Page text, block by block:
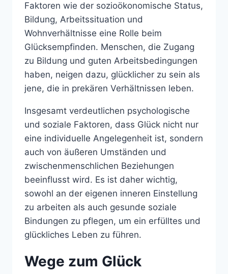
Faktoren wie der sozioökonomische Status,
Bildung, Arbeitssituation und
Wohnverhältnisse eine Rolle beim
Glücksempfinden. Menschen, die Zugang
zu Bildung und guten Arbeitsbedingungen
haben, neigen dazu, glücklicher zu sein als
jene, die in prekären Verhältnissen leben.
Insgesamt verdeutlichen psychologische
und soziale Faktoren, dass Glück nicht nur
eine individuelle Angelegenheit ist, sondern
auch von äußeren Umständen und
zwischenmenschlichen Beziehungen
beeinflusst wird. Es ist daher wichtig,
sowohl an der eigenen inneren Einstellung
zu arbeiten als auch gesunde soziale
Bindungen zu pflegen, um ein erfülltes und
glückliches Leben zu führen.
Wege zum Glück